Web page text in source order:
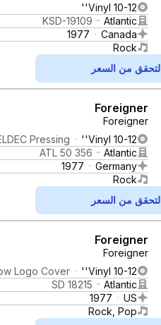
Vinyl 10-12''
Atlantic
KSD-19109
Canada
1977
Rock
التحقق من السعر
Foreigner
Foreigner
Vinyl 10-12''
Pressing
Atlantic
ATL 50 356
Germany
1977
Rock
التحقق من السعر
Foreigner
Foreigner
Vinyl 10-12''
Logo Cover
Atlantic
SD 18215
US
1977
Rock, Pop